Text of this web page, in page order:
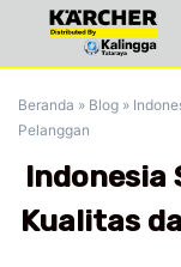
Beranda » Blog »
Pelanggan
Indonesia
Kualitas